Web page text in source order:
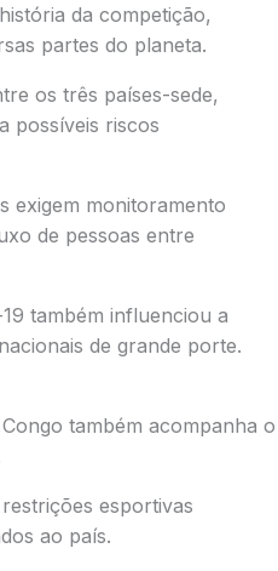
da competição,
partes do planeta.
os três países-sede,
possíveis riscos
exigem monitoramento
de pessoas entre
também influenciou a
de grande porte.
também acompanha o
esportivas
ao país.